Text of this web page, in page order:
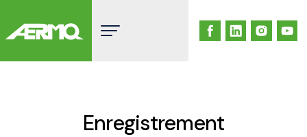
content
Enregistrement